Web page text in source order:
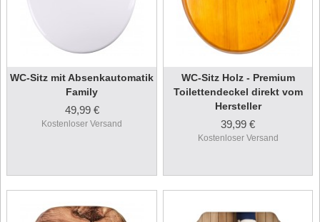
WC-Sitz mit Absenkautomatik
Family
49,99 €
Kostenloser Versand
WC-Sitz Holz - Premium
Toilettendeckel direkt vom
Hersteller
39,99 €
Kostenloser Versand